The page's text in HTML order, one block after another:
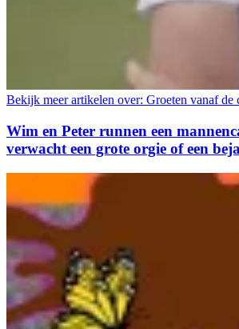
Bekijk meer artikelen over: Groeten vanaf de
Wim en Peter runnen een
verwacht een grote orgie of een